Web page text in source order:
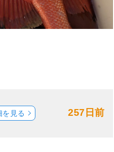
257日前
を見る